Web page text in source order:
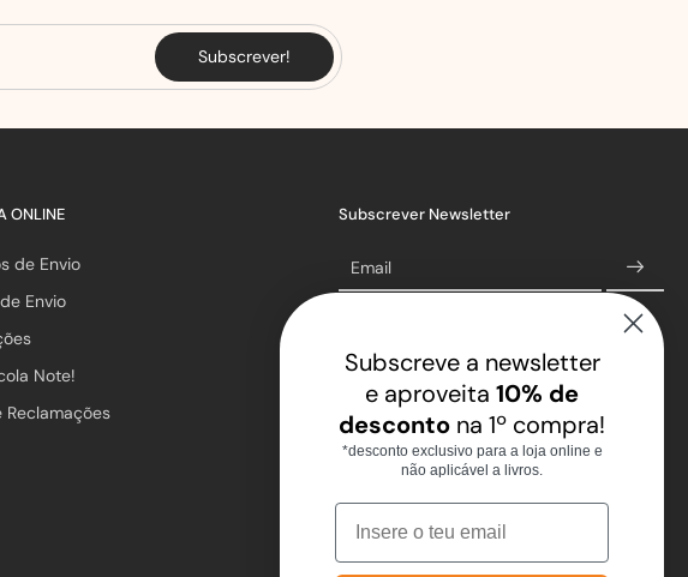
Subscrever!
ONLINE
de Envio
Envio
Note!
Reclamações
Subscrever Newsletter
Email
Subscreve a newsletter
e aproveita 10% de
desconto na 1º compra!
*desconto exclusivo para a loja online e
não aplicável a livros.
Email